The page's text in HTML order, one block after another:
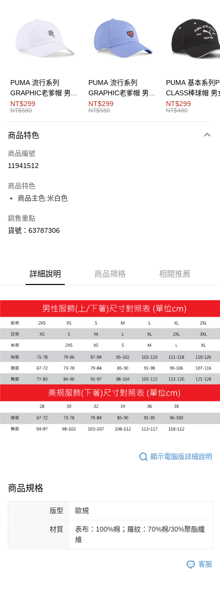
Apple Pay
Google Pay
運送方式
每筆NT$150，滿NT$1,800(含以上)免運費
PUMA 流行系列
GRAPHIC老爹帽 男女
共同
NT$299
NT$580
PUMA 流行系列
GRAPHIC老爹帽 男女
共同
NT$299
NT$580
PUMA 基本系列
CLASS棒球帽 男
同
NT$299
NT$480
商品特色
商品編號
11941512
商品特色
商品主色:米白色
銷售重點
貨號：63787306
詳細說明 商品規格 相關推薦
顯示電腦版詳細說明
商品規格
版型 歐規
材質
表布：100%棉；羅紋：70%棉/30%聚酯纖
維
客服